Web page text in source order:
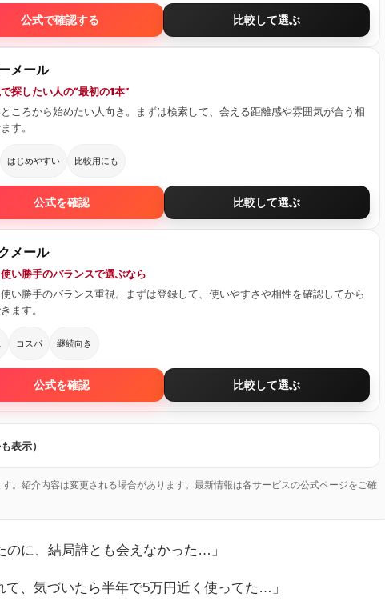
公式で確認する 比較して選ぶ
メール
探したい人の“最初の1本”
ところから始めたい人向き。まずは検索して、会える距離感や雰囲気が合う相
す。
はじめやすい 比較用にも
公式を確認 比較して選ぶ
メール
い勝手のバランスで選ぶなら
い勝手のバランス重視。まずは登録して、使いやすさや相性を確認してから
ます。
コスパ 継続向き
公式を確認 比較して選ぶ
表示）
。紹介内容は変更される場合があります。最新情報は各サービスの公式ページをご確
のに、結局誰とも会えなかった…」
て、気づいたら半年で5万円近く使ってた…」